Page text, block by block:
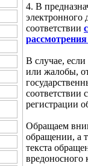
4. В
электронного
соответствии
В случае,
или жалобы,
соответствии
регистрации
Обращаем
обращении, а
текста
вредоносного